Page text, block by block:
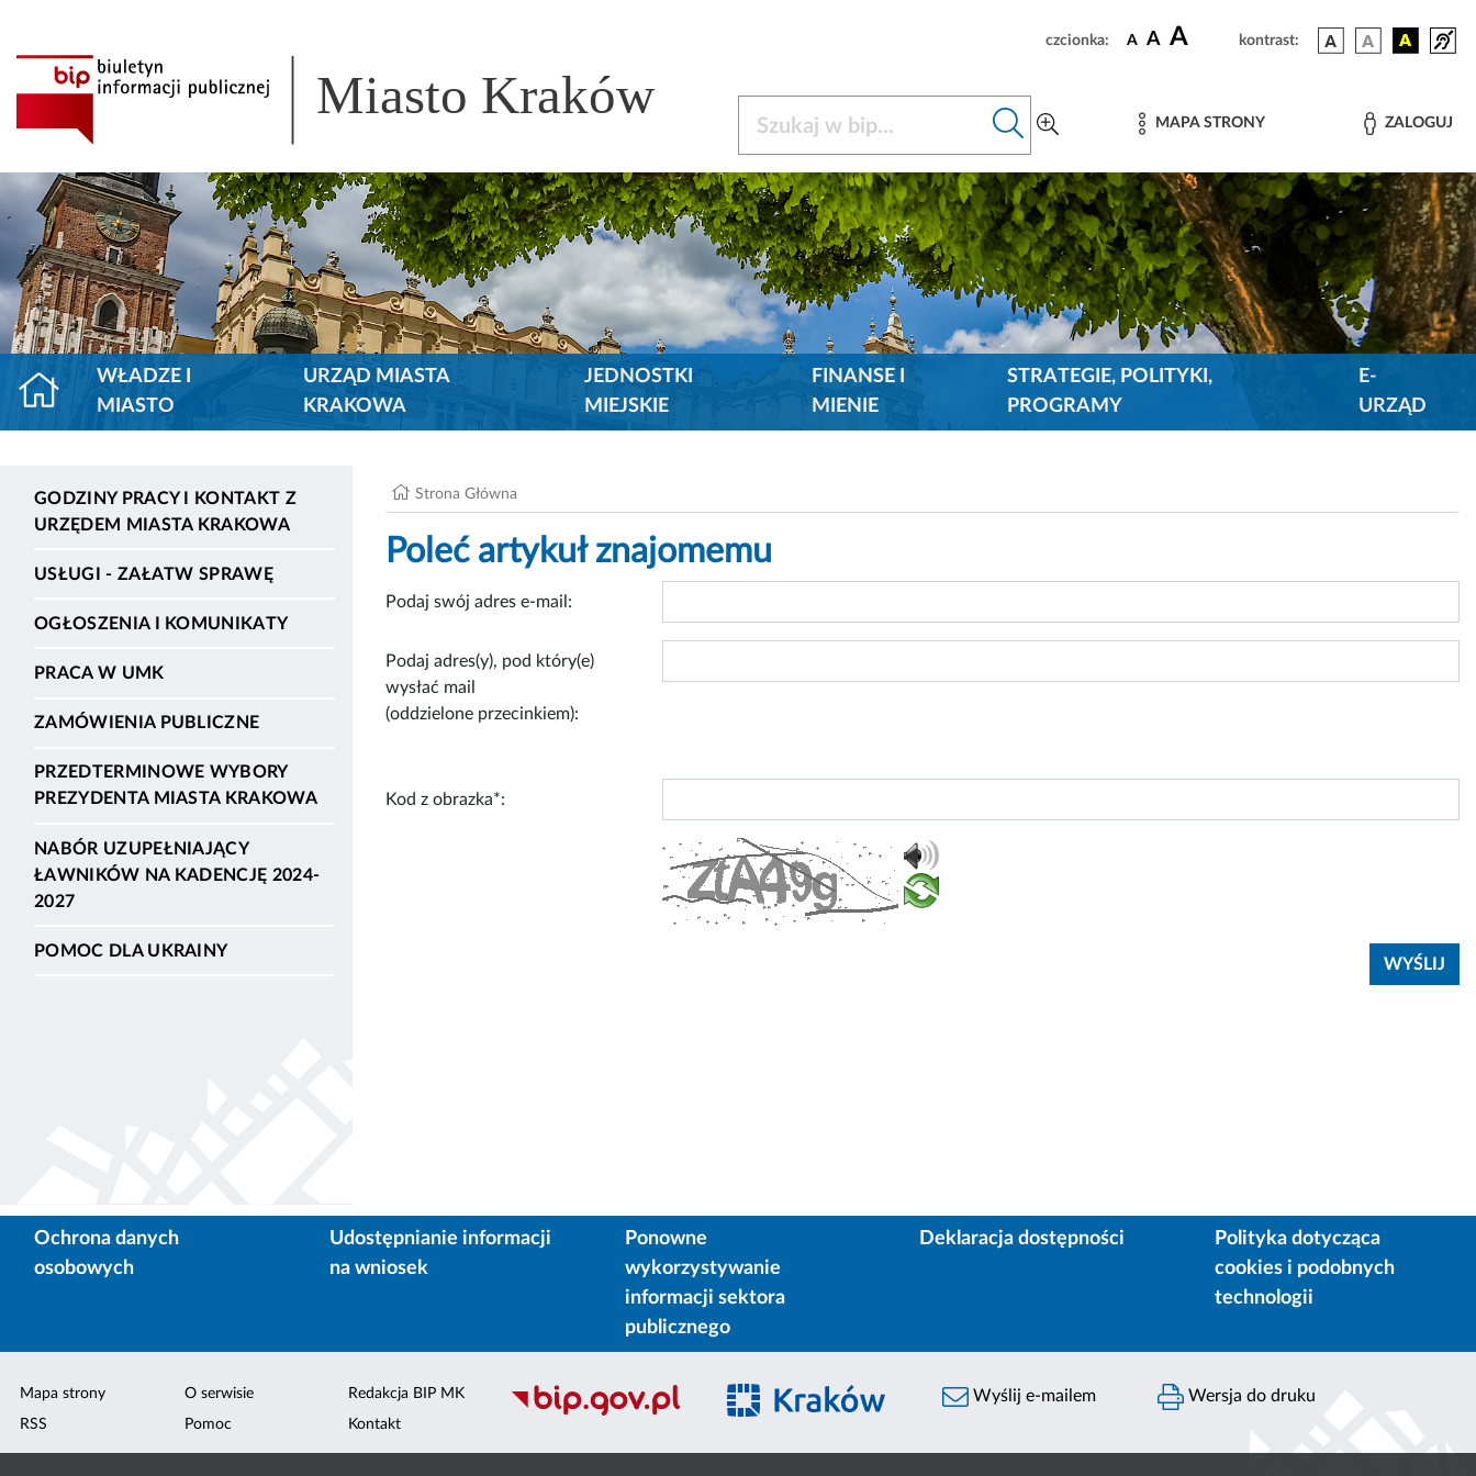
czcionka: A A A kontrast:
Miasto Kraków MAPA STRONY ZALOGUJ
WŁADZE I
MIASTO
URZĄD MIASTA
KRAKOWA
JEDNOSTKI
MIEJSKIE
FINANSE I
MIENIE
STRATEGIE, POLITYKI,
PROGRAMY
E-
URZĄD
GODZINY PRACY I KONTAKT Z
URZĘDEM MIASTA KRAKOWA
USŁUGI - ZAŁATW SPRAWĘ
OGŁOSZENIA I KOMUNIKATY
PRACA W UMK
ZAMÓWIENIA PUBLICZNE
PRZEDTERMINOWE WYBORY
PREZYDENTA MIASTA KRAKOWA
NABÓR UZUPEŁNIAJĄCY
ŁAWNIKÓW NA KADENCJĘ 2024-
2027
POMOC DLA UKRAINY
Strona Główna
Poleć artykuł znajomemu
Podaj swój adres e-mail:
Podaj adres(y), pod który(e)
wysłać mail
(oddzielone przecinkiem):
Kod z obrazka*:
Ochrona danych
osobowych
Udostępnianie informacji
na wniosek
Ponowne
wykorzystywanie
informacji sektora
publicznego
Deklaracja dostępności
Polityka dotycząca
cookies i podobnych
technologii
Mapa strony
RSS
O serwisie
Pomoc
Redakcja BIP MK
Kontakt
Wyślij e-mailem Wersja do druku